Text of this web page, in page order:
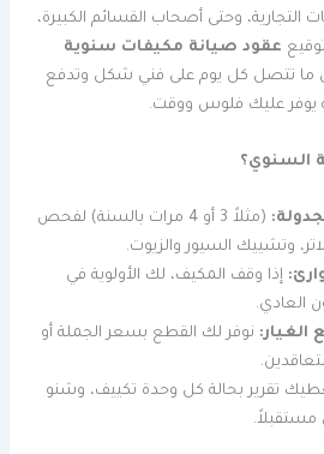
التجارية، وحتى أصحاب القسائم الكبيرة،
عقود صيانة مكيفات سنوية
ما تتصل كل يوم على فني شكل وتدفع
يوفر عليك فلوس ووقت.
السنوي؟
(مثلاً 3 أو 4 مرات بالسنة) لفحص
وتشييك السيور والزيوت.
إذا وقف المكيف، لك الأولوية في
العادي.
نوفر لك القطع بسعر الجملة أو
تقرير بحالة كل وحدة تكييف، وشنو
مستقبلاً.